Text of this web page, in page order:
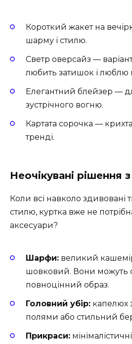
Короткий жакет на
шарму і стилю.
Светр оверсайз —
любить затишок і люблю
Елегантний блейзер —
зустрічного вогню.
Картата сорочка —
тренді.
Неочікувані рішення
Коли всі навколо здивовані
стилю, куртка вже не
аксесуари?
Шарфи: великий
шовковий. Вони можуть
повноцінний образ.
Головний убір: капелюх
полями або стильний
Прикраси: